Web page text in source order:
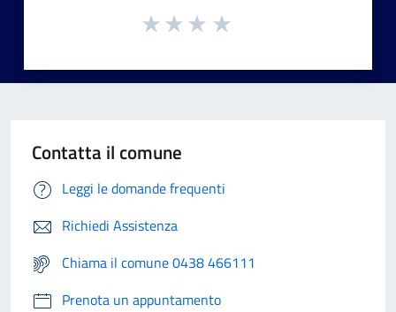
Contatta il comune
Leggi le domande frequenti
Richiedi Assistenza
Chiama il comune 0438 466111
Prenota un appuntamento